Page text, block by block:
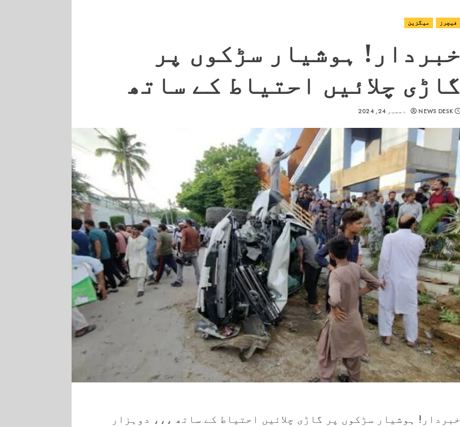
فیچرز میگزین
خبردار! ہوشیار سڑکوں پر
گاڑی چلائیں احتیاط کے ساتھ
NEWS DESK دسمبر 24, 2024
خبردار! ہوشیار سڑکوں پر گاڑی چلائیں احتیاط کے ساتھ ،،، دوہزار